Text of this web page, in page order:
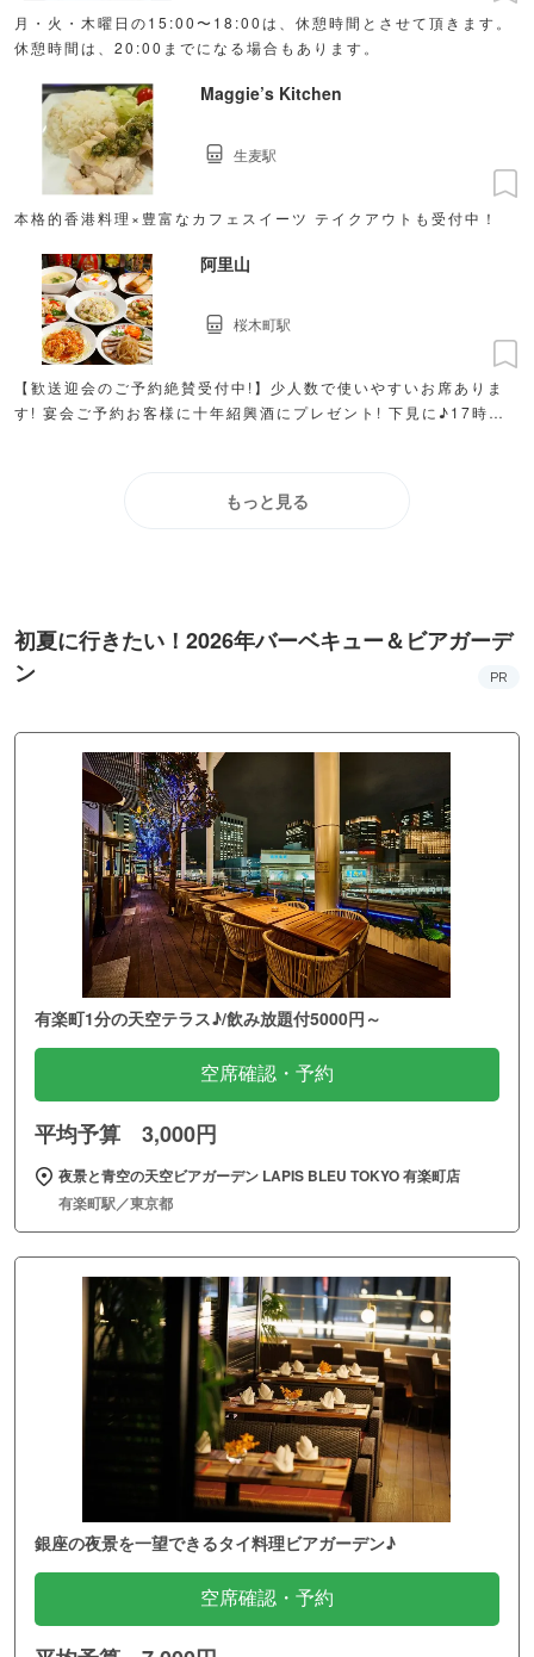
月・火・木曜日の15:00〜18:00は、休憩時間とさせて頂きます。
休憩時間は、20:00までになる場合もあります。
Maggie’s Kitchen
本格的香港料理×豊富なカフェスイーツ テイクアウトも受付中！
生麦駅
阿里山
【歓送迎会のご予約絶賛受付中!】少人数で使いやすいお席ありま
す! 宴会ご予約お客様に十年紹興酒にプレゼント! 下見に♪17時〜
桜木町駅
もっと見る
初夏に行きたい！2026年バーベキュー＆ビアガーデ
ン
PR
有楽町1分の天空テラス♪/飲み放題付5000円～
空席確認・予約
平均予算 3,000円
夜景と青空の天空ビアガーデン LAPIS BLEU TOKYO 有楽町店
有楽町駅／東京都
銀座の夜景を一望できるタイ料理ビアガーデン♪
空席確認・予約